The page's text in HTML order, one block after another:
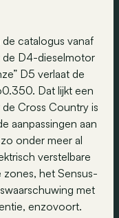
catalogus vanaf
D4-dieselmotor
D5 verlaat de
Dat lijkt een
Cross Country is
aanpassingen aan
onder meer al
verstelbare
zones, het Sensus-
met
enzovoort.